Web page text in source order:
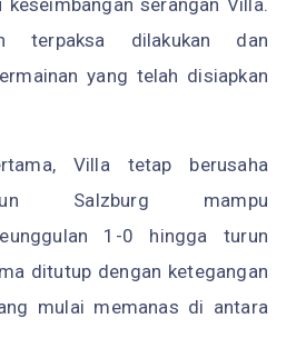
serangan Villa.
terpaksa dilakukan dan
yang telah disiapkan
Villa tetap berusaha
Salzburg mampu
1-0 hingga turun
ditutup dengan ketegangan
mulai memanas di antara